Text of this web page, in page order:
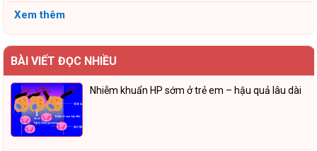
Xem thêm
BÀI VIẾT ĐỌC NHIỀU
Nhiễm khuẩn HP sớm ở trẻ em – hậu quả lâu dài